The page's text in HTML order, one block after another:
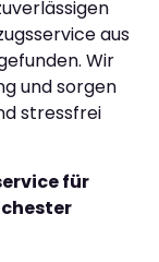
aus
Wir
und sorgen
stressfrei
für